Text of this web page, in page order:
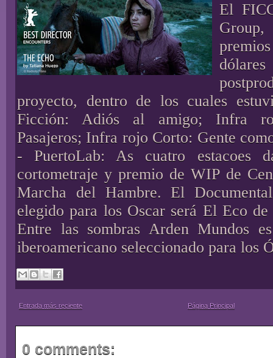
El
proyecto, dentro de los cuales
Ficción: Adiós al amigo; Infra
Pasajeros; Infra rojo Corto: Gente
- PuertoLab: As cuatro estacoes
cortometraje y premio de WIP de
Marcha del Hambre. El
elegido para los Oscar será El Eco
Entre las sombras Arden Mundos
iberoamericano seleccionado para los
Entrada más reciente Página Principal
0 comments: